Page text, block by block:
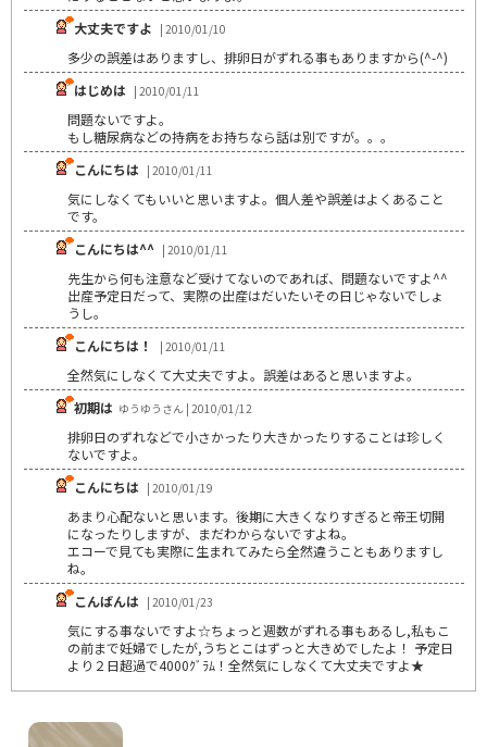
大丈夫ですよ | 2010/01/10
多少の誤差はありますし、排卵日がずれる事もありますから(^-^)
はじめは | 2010/01/11
問題ないですよ。
もし糖尿病などの持病をお持ちなら話は別ですが。。。
こんにちは | 2010/01/11
気にしなくてもいいと思いますよ。個人差や誤差はよくあること
です。
こんにちは^^ | 2010/01/11
先生から何も注意など受けてないのであれば、問題ないですよ^^
出産予定日だって、実際の出産はだいたいその日じゃないでしょ
うし。
こんにちは！
| 2010/01/11
全然気にしなくて大丈夫ですよ。誤差はあると思いますよ。
初期は ゆうゆうさん | 2010/01/12
排卵日のずれなどで小さかったり大きかったりすることは珍しく
ないですよ。
こんにちは | 2010/01/19
あまり心配ないと思います。後期に大きくなりすぎると帝王切開
になったりしますが、まだわからないですよね。
エコーで見ても実際に生まれてみたら全然違うこともありますし
ね。
こんばんは | 2010/01/23
気にする事ないですよ☆ちょっと週数がずれる事もあるし,私もこ
の前まで妊婦でしたが,うちとこはずっと大きめでしたよ！ 予定日
より２日超過で4000ｸﾞﾗﾑ！全然気にしなくて大丈夫ですよ★